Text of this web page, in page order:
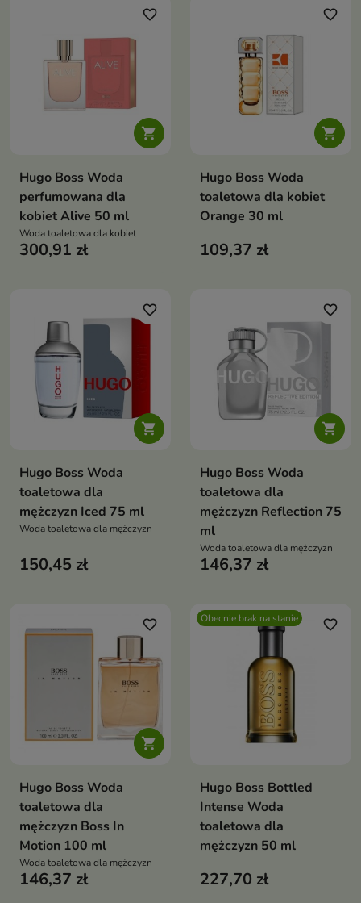

favorite_border
Hugo Boss Woda
perfumowana dla
kobiet Alive 50 ml
Woda toaletowa dla kobiet
300,91 zł

favorite_border
Hugo Boss Woda
toaletowa dla kobiet
Orange 30 ml
109,37 zł

favorite_border
Hugo Boss Woda
toaletowa dla
mężczyzn Iced 75 ml
Woda toaletowa dla mężczyzn
150,45 zł

favorite_border
Hugo Boss Woda
toaletowa dla
mężczyzn Reflection 75
ml
Woda toaletowa dla mężczyzn
146,37 zł

favorite_border
Hugo Boss Woda
toaletowa dla
mężczyzn Boss In
Motion 100 ml
Woda toaletowa dla mężczyzn
146,37 zł
Obecnie brak na stanie favorite_border
Hugo Boss Bottled
Intense Woda
toaletowa dla
mężczyzn 50 ml
227,70 zł